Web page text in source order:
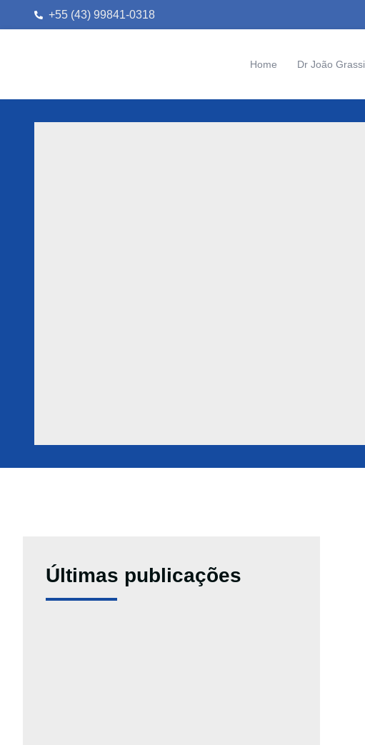
+55 (43) 99841-0318
Home Dr João Grassi
Últimas publicações